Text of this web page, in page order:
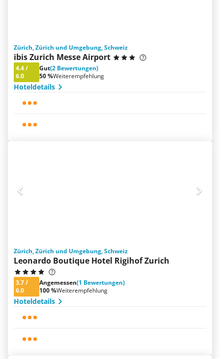
Zürich, Zürich und Umgebung, Schweiz
ibis Zurich Messe Airport
4.4/
6.0
Gut(2 Bewertungen)
50 %Weiterempfehlung
Hoteldetails
Zürich, Zürich und Umgebung, Schweiz
Leonardo Boutique Hotel Rigihof Zurich
3.7/
6.0
Angemessen(1 Bewertungen)
100 %Weiterempfehlung
Hoteldetails